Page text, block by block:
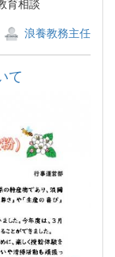
相談
浪養教務主任
て